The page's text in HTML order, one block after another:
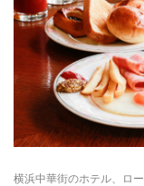
横浜中華街のホテル、ロ